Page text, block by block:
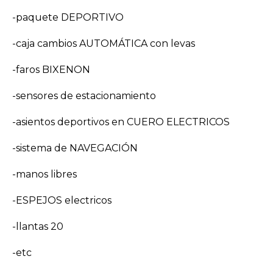
-paquete DEPORTIVO
-caja cambios AUTOMÁTICA con levas
-faros BIXENON
-sensores de estacionamiento
-asientos deportivos en CUERO ELECTRICOS
-sistema de NAVEGACIÓN
-manos libres
-ESPEJOS electricos
-llantas 20
-etc